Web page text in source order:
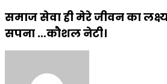
समाज सेवा ही मेरे जीवन का
सपना …कौशल नेटी।